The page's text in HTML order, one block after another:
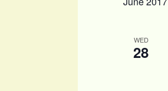
WED
28